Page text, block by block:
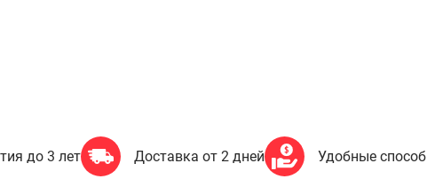
до 3 лет Доставка от 2 дней Удобные